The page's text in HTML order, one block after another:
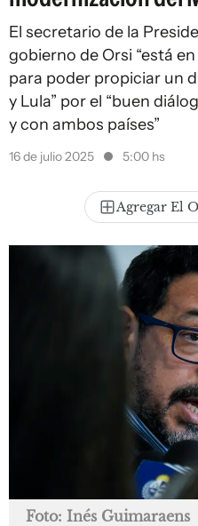
El secretario de la
gobierno de Orsi “está
para poder propiciar un
y Lula” por el “buen
y con ambos países”
16 de julio 2025 5:00 hs
Agregar El
Foto: Inés Guimaraens